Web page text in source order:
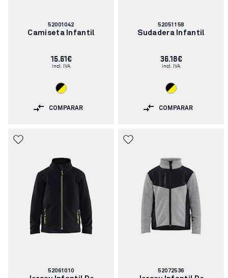
Número
artículo:
52001042
Camiseta Infantil
15.61€
incl. IVA
COMPARAR
Número
de
artículo:
52051158
Sudadera Infantil
36.18€
incl. IVA
COMPARAR
Número
de
52061010
Número
de
52072536